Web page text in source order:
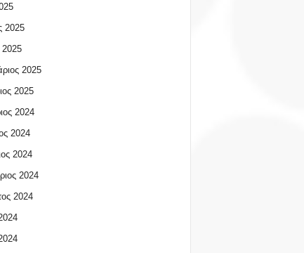
2025
2025
2025
2025
2024
2024
2024
2024
2024